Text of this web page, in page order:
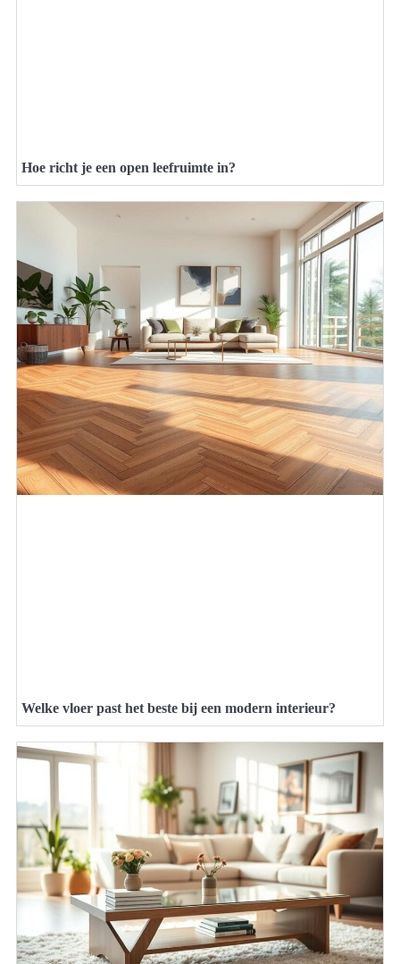
Hoe richt je een open leefruimte in?
Welke vloer past het beste bij een modern interieur?